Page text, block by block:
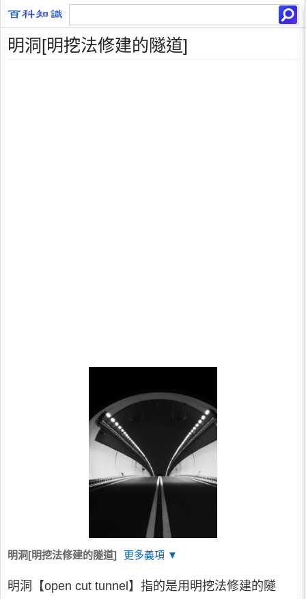
明洞[明挖法修建的隧道]
明洞[明挖法修建的隧道] 更多義項 ▼
明洞【open cut tunnel】指的是用明挖法修建的隧